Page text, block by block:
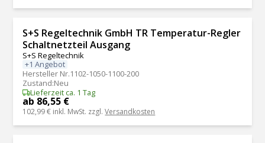
S+S Regeltechnik GmbH TR Temperatur-Regler
Schaltnetzteil Ausgang
S+S Regeltechnik
+1 Angebot
Hersteller Nr.1102-1050-1100-200
Zustand:Neu
Lieferzeit ca. 1 Tag
ab 86,55 €
102,99 € inkl. MwSt. zzgl.Versandkosten